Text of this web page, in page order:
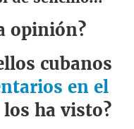
opinión?
cubanos
en el
los ha visto?